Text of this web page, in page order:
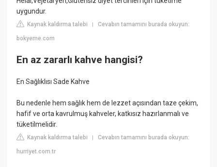
uygundur.
Kaynak kaldırma talebi |Cevabın tamamını burada okuyun:
bokyeme.com
En az zararlı kahve hangisi?
En Sağlıklısı Sade Kahve
Bu nedenle hem sağlık hem de lezzet açısından taze çekim,
hafif ve orta kavrulmuş kahveler, katkısız hazırlanmalı ve
tüketilmelidir.
Kaynak kaldırma talebi |Cevabın tamamını burada okuyun:
hurriyet.com.tr